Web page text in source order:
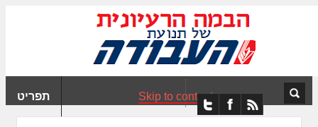
תפריט Skip to content